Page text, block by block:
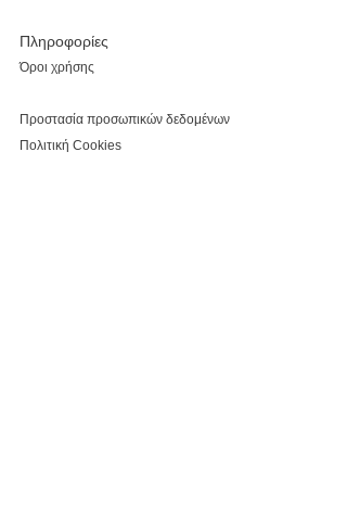
Πληροφορίες
Όροι χρήσης
Προστασία προσωπικών δεδομένων
Πολιτική Cookies